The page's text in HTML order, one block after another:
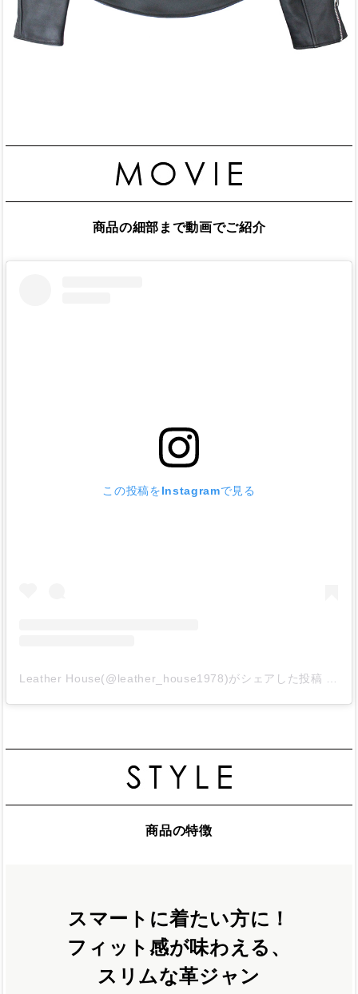
商品の細部まで動画でご紹介
この投稿をInstagramで見る
Leather House(@leather_house1978)がシェアした投稿
商品の特徴
スマートに着たい方に！
フィット感が味わえる、
スリムな革ジャン